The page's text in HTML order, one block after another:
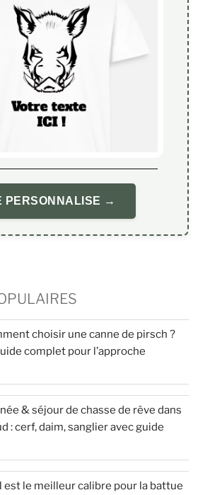
PERSONNALISE →
choisir une canne de pirsch ?
complet pour l’approche
& séjour de chasse de rêve dans
: cerf, daim, sanglier avec guide
est le meilleur calibre pour la battue